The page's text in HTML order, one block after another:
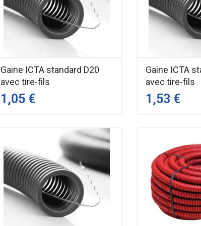
Gaine ICTA standard D20
avec tire-fils
1,05 €
Gaine ICTA
avec tire-fils
1,53 €